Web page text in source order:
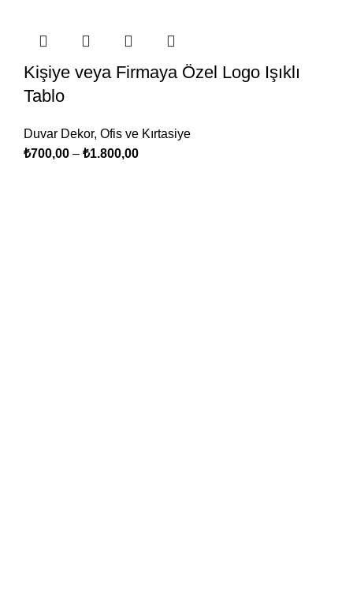
Kişiye veya Firmaya Özel Logo Işıklı
Tablo
Duvar Dekor, Ofis ve Kırtasiye
₺700,00 – ₺1.800,00